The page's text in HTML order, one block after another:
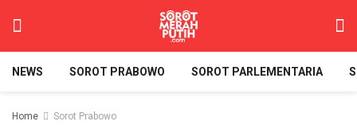
NEWS SOROT PRABOWO SOROT PARLEMENTARIA
Home Sorot Prabowo